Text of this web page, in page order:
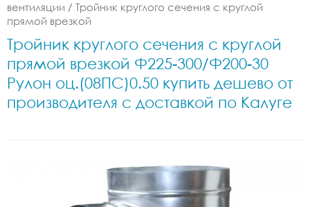
вентиляции / Тройник круглого сечения с круглой
прямой врезкой
Тройник круглого сечения с круглой
прямой врезкой Ф225-300/Ф200-30
Рулон оц.(08ПС)0.50 купить дешево от
производителя с доставкой по Калуге